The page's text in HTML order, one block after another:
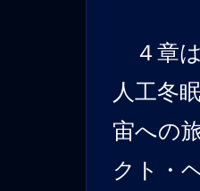
４章は
人工冬
宙への
クト・